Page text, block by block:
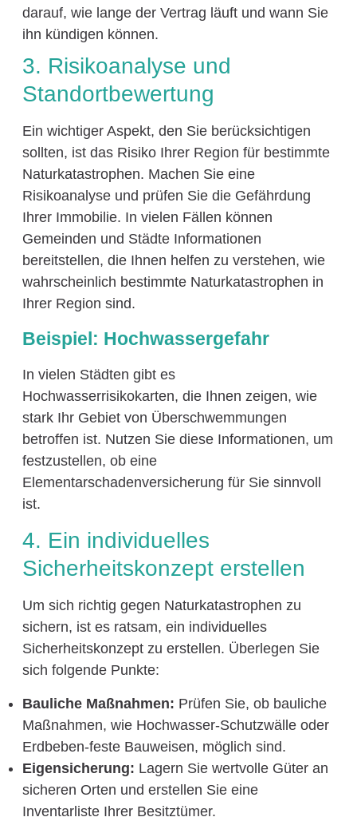
darauf, wie lange der Vertrag läuft und wann Sie
ihn kündigen können.
3. Risikoanalyse und
Standortbewertung
Ein wichtiger Aspekt, den Sie berücksichtigen
sollten, ist das Risiko Ihrer Region für bestimmte
Naturkatastrophen. Machen Sie eine
Risikoanalyse und prüfen Sie die Gefährdung
Ihrer Immobilie. In vielen Fällen können
Gemeinden und Städte Informationen
bereitstellen, die Ihnen helfen zu verstehen, wie
wahrscheinlich bestimmte Naturkatastrophen in
Ihrer Region sind.
Beispiel: Hochwassergefahr
In vielen Städten gibt es
Hochwasserrisikokarten, die Ihnen zeigen, wie
stark Ihr Gebiet von Überschwemmungen
betroffen ist. Nutzen Sie diese Informationen, um
festzustellen, ob eine
Elementarschadenversicherung für Sie sinnvoll
ist.
4. Ein individuelles
Sicherheitskonzept erstellen
Um sich richtig gegen Naturkatastrophen zu
sichern, ist es ratsam, ein individuelles
Sicherheitskonzept zu erstellen. Überlegen Sie
sich folgende Punkte:
Bauliche Maßnahmen: Prüfen Sie, ob bauliche
Maßnahmen, wie Hochwasser-Schutzwälle oder
Erdbeben-feste Bauweisen, möglich sind.
Eigensicherung: Lagern Sie wertvolle Güter an
sicheren Orten und erstellen Sie eine
Inventarliste Ihrer Besitztümer.